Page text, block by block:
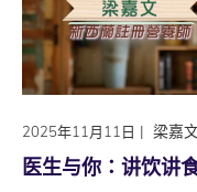
2025年11月11日 | 梁嘉
医生与你∶讲饮讲